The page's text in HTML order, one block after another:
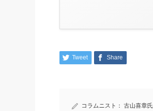
Tweet Share
コラムニスト： 古山喜章氏